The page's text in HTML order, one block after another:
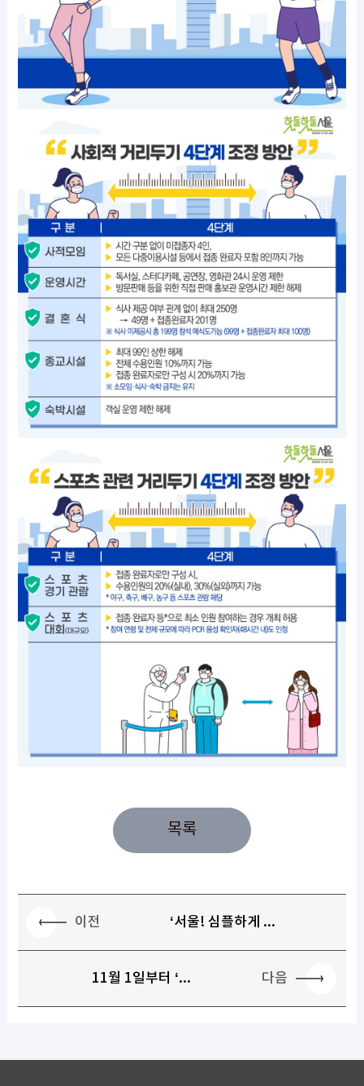
목록
이전 ‘서울! 심플하게 ...
11월 1일부터 ‘... 다음